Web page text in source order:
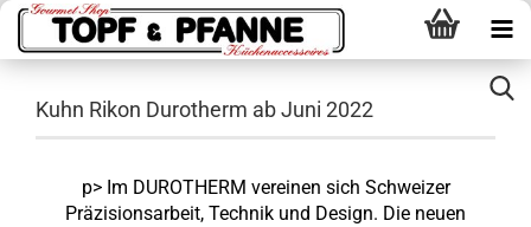
Kuhn Rikon Durotherm ab Juni 2022
p> Im DUROTHERM vereinen sich Schweizer
Präzisionsarbeit, Technik und Design. Die neuen